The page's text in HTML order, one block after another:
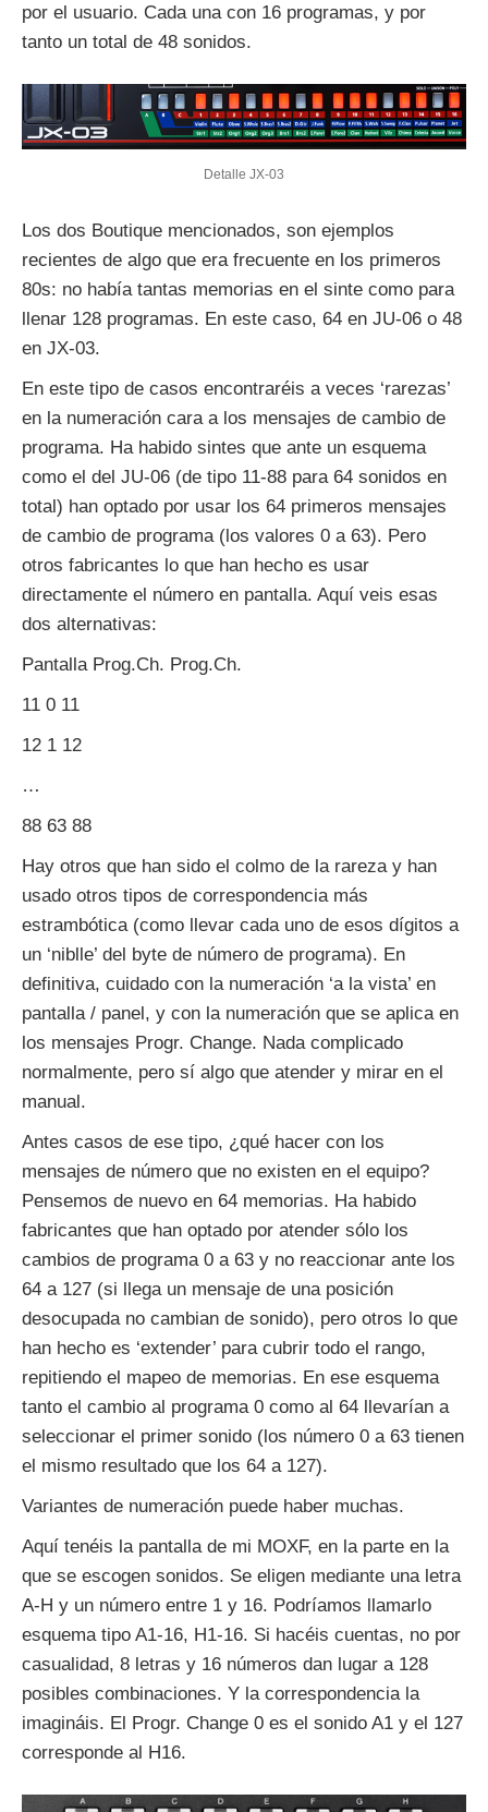
por el usuario. Cada una con 16 programas, y por
tanto un total de 48 sonidos.
Detalle JX-03
Los dos Boutique mencionados, son ejemplos
recientes de algo que era frecuente en los primeros
80s: no había tantas memorias en el sinte como para
llenar 128 programas. En este caso, 64 en JU-06 o 48
en JX-03.
En este tipo de casos encontraréis a veces ‘rarezas’
en la numeración cara a los mensajes de cambio de
programa. Ha habido sintes que ante un esquema
como el del JU-06 (de tipo 11-88 para 64 sonidos en
total) han optado por usar los 64 primeros mensajes
de cambio de programa (los valores 0 a 63). Pero
otros fabricantes lo que han hecho es usar
directamente el número en pantalla. Aquí veis esas
dos alternativas:
Pantalla Prog.Ch. Prog.Ch.
11 0 11
12 1 12
…
88 63 88
Hay otros que han sido el colmo de la rareza y han
usado otros tipos de correspondencia más
estrambótica (como llevar cada uno de esos dígitos a
un ‘niblle’ del byte de número de programa). En
definitiva, cuidado con la numeración ‘a la vista’ en
pantalla / panel, y con la numeración que se aplica en
los mensajes Progr. Change. Nada complicado
normalmente, pero sí algo que atender y mirar en el
manual.
Antes casos de ese tipo, ¿qué hacer con los
mensajes de número que no existen en el equipo?
Pensemos de nuevo en 64 memorias. Ha habido
fabricantes que han optado por atender sólo los
cambios de programa 0 a 63 y no reaccionar ante los
64 a 127 (si llega un mensaje de una posición
desocupada no cambian de sonido), pero otros lo que
han hecho es ‘extender’ para cubrir todo el rango,
repitiendo el mapeo de memorias. En ese esquema
tanto el cambio al programa 0 como al 64 llevarían a
seleccionar el primer sonido (los número 0 a 63 tienen
el mismo resultado que los 64 a 127).
Variantes de numeración puede haber muchas.
Aquí tenéis la pantalla de mi MOXF, en la parte en la
que se escogen sonidos. Se eligen mediante una letra
A-H y un número entre 1 y 16. Podríamos llamarlo
esquema tipo A1-16, H1-16. Si hacéis cuentas, no por
casualidad, 8 letras y 16 números dan lugar a 128
posibles combinaciones. Y la correspondencia la
imagináis. El Progr. Change 0 es el sonido A1 y el 127
corresponde al H16.